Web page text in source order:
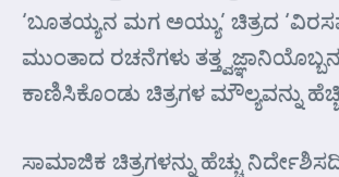
‘ಬೂತಯ್ಯನ ಮಗ ಅಯ್ಯು’ ಚಿತ್ರದ
ಮುಂತಾದ ರಚನೆಗಳು
ಕಾಣಿಸಿಕೊಂಡು ಚಿತ್ರಗಳ ಮೌಲ್ಯವನ್ನು
ಸಾಮಾಜಿಕ ಚಿತ್ರಗಳನ್ನು ಹೆಚ್ಚು